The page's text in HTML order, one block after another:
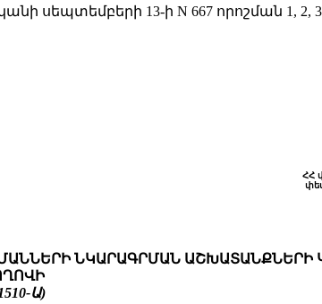
սեպտեմբերի 13-ի N 667 որոշման 1, 2,
ՀՀ
ՆԿԱՐԱԳՐՄԱՆ ԱՇԽԱՏԱՆՔՆԵՐԻ
Ա)